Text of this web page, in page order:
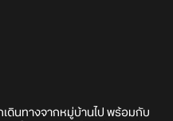
ดินทางจากหมู่บ้านไป พร้อมกับ